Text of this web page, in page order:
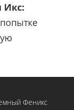
Икс:
Феникс